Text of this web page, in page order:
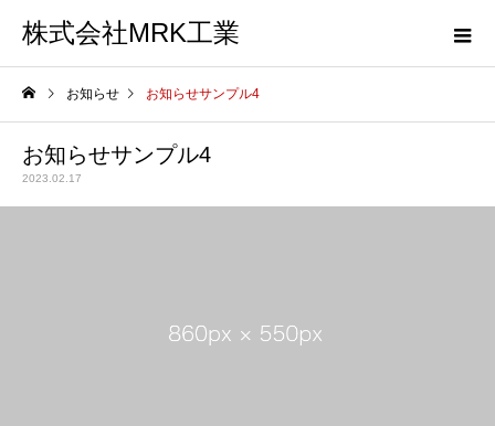
株式会社MRK工業
お知らせ お知らせサンプル4
お知らせサンプル4
2023.02.17